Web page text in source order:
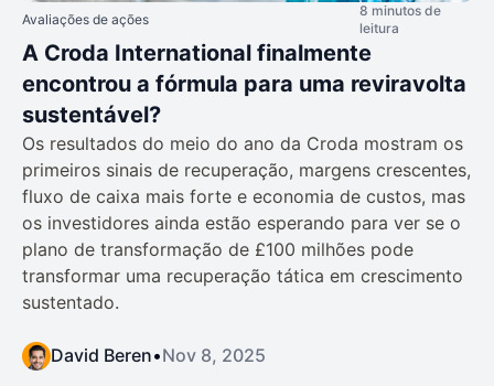
Avaliações de ações
8 minutos de
leitura
A Croda International finalmente
encontrou a fórmula para uma reviravolta
sustentável?
Os resultados do meio do ano da Croda mostram os
primeiros sinais de recuperação, margens crescentes,
fluxo de caixa mais forte e economia de custos, mas
os investidores ainda estão esperando para ver se o
plano de transformação de £100 milhões pode
transformar uma recuperação tática em crescimento
sustentado.
David Beren•Nov 8, 2025